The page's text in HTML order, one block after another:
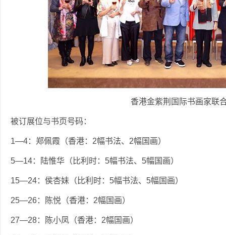
香港金紫荆国际书画家联
被订展位与书页号码：
1—4：郑佩霞（香港：2幅书法、2幅国画）
5—14：陆惟华（比利时：5幅书法、5幅国画）
15—24：侯杏妹（比利时：5幅书法、5幅国画）
25—26：陈悦（香港：2幅国画）
27—28：陈小凤（香港：2幅国画）